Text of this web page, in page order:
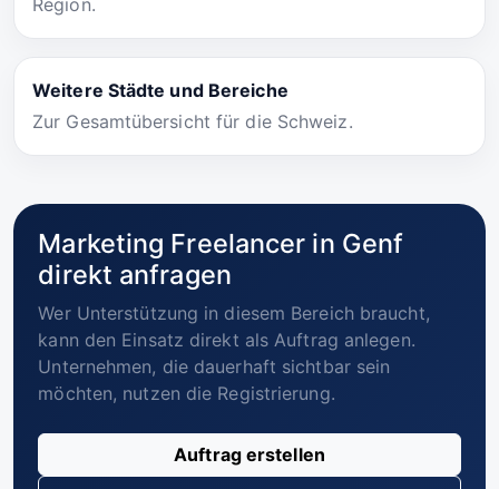
Weitere Städte und Bereiche
Zur Gesamtübersicht für die Schweiz.
Marketing Freelancer in Genf
direkt anfragen
Wer Unterstützung in diesem Bereich braucht,
kann den Einsatz direkt als Auftrag anlegen.
Unternehmen, die dauerhaft sichtbar sein
möchten, nutzen die Registrierung.
Auftrag erstellen